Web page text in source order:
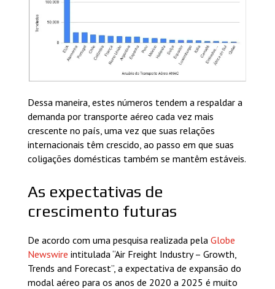
Dessa maneira, estes números tendem a respaldar a
demanda por transporte aéreo cada vez mais
crescente no país, uma vez que suas relações
internacionais têm crescido, ao passo em que suas
coligações domésticas também se mantêm estáveis.
As expectativas de
crescimento futuras
De acordo com uma pesquisa realizada pela Globe
Newswire intitulada “Air Freight Industry – Growth,
Trends and Forecast”, a expectativa de expansão do
modal aéreo para os anos de 2020 a 2025 é muito